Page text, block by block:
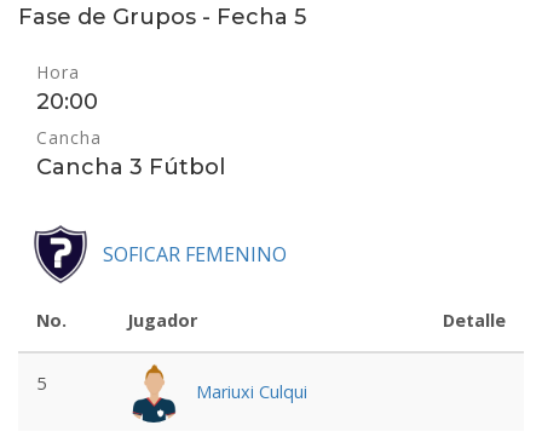
Fase de Grupos - Fecha 5
Hora
20:00
Cancha
Cancha 3 Fútbol
SOFICAR FEMENINO
No. Jugador Detalle
5 Mariuxi Culqui